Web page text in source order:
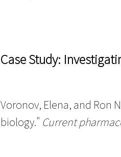
Case Study:
Voronov, Elena, and Ron
biology." Current